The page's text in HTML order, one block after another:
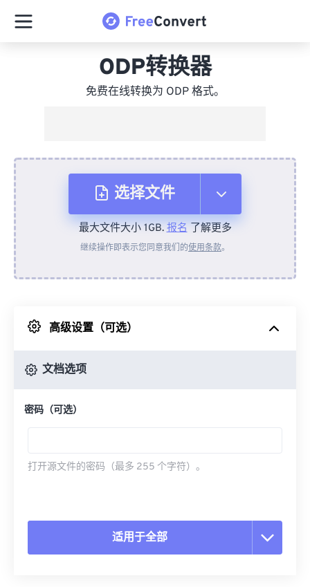
ODP转换器
免费在线转换为 ODP 格式。
选择文件
从设备
来自 Google Drive
最大文件大小 1GB.报名了解更多
继续操作即表示您同意我们的使用条款。
高级设置（可选）
文档选项
密码（可选）
打开源文件的密码（最多 255 个字符）。
适用于全部